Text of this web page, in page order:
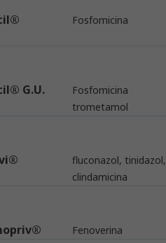
Fosfomicina
G.U.
Fosfomicina
trometamol
fluconazol, tinidazol,
clindamicina
Fenoverina